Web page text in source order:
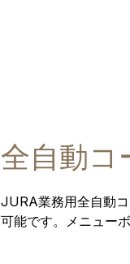
全自動コ
JURA業務用全自動
可能です。メニュー